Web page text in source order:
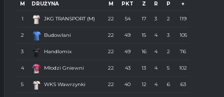
M DRUŻYNA M PKT Z R P +
1 JKG TRANSPORT (M) 22 54 17 3 2 119
2 Budowlani 22 49 15 4 3 105
3 Handlomix 22 49 16 4 2 76
4 Młodzi Gniewni 22 43 13 4 5 102
5 WKS Wawrzynki 22 40 12 4 6 63